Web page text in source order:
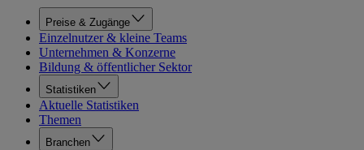
Preise & Zugänge
Einzelnutzer & kleine Teams
Unternehmen & Konzerne
Bildung & öffentlicher Sektor
Statistiken
Aktuelle Statistiken
Themen
Branchen